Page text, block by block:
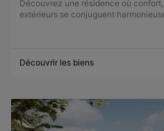
Découvrez une résidence où
extérieurs se conjuguent
Découvrir les biens